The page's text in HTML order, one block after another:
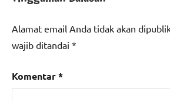
Alamat email Anda tidak akan
wajib ditandai *
Komentar*